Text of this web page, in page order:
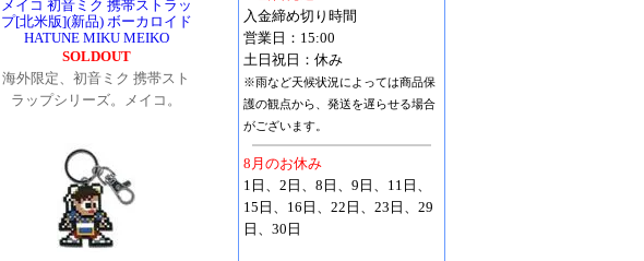
メイコ 初音ミク 携帯ストラッ
プ[北米版](新品) ボーカロイド
HATUNE MIKU MEIKO
SOLDOUT
海外限定、初音ミク 携帯スト
ラップシリーズ。メイコ。
入金締め切り時間
営業日：15:00
土日祝日：休み
※雨など天候状況によっては商品保
護の観点から、発送を遅らせる場合
がございます。
8月のお休み
1日、2日、8日、9日、11日、
15日、16日、22日、23日、29
日、30日